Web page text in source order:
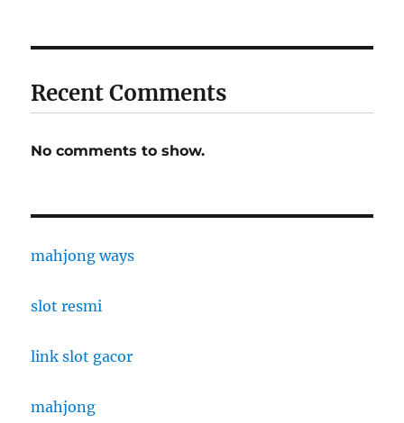
Recent Comments
No comments to show.
mahjong ways
slot resmi
link slot gacor
mahjong